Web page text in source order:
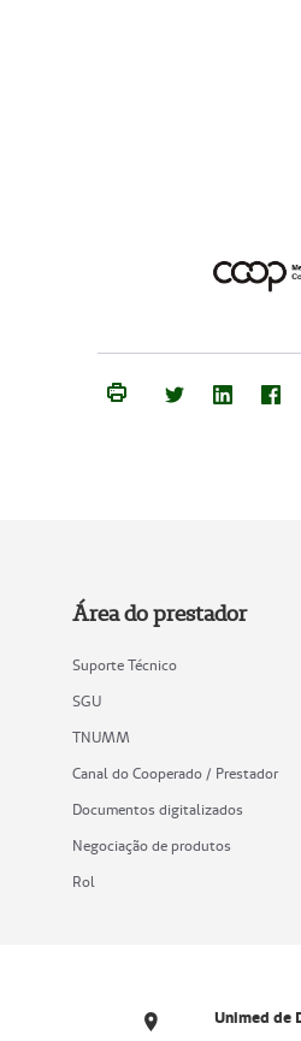
Área do prestador
Suporte Técnico
SGU
TNUMM
Canal do Cooperado / Prestador
Documentos digitalizados
Negociação de produtos
Rol
Unimed de